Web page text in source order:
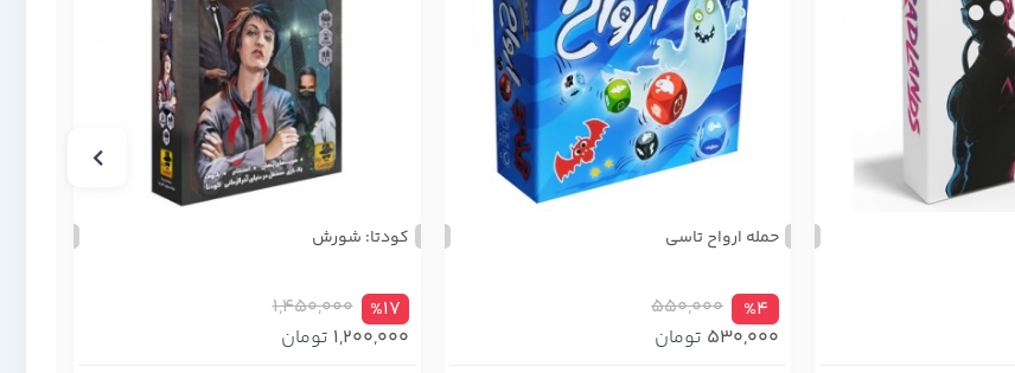
حمله ارواح تاسی
%4
550,000
530,000 تومان
کودتا: شورش
%17
1,450,000
1,200,000 تومان